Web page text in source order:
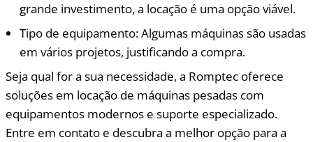
grande investimento, a locação é uma opção viável.
Tipo de equipamento: Algumas máquinas são usadas
em vários projetos, justificando a compra.
Seja qual for a sua necessidade, a Romptec oferece
soluções em locação de máquinas pesadas com
equipamentos modernos e suporte especializado.
Entre em contato e descubra a melhor opção para a